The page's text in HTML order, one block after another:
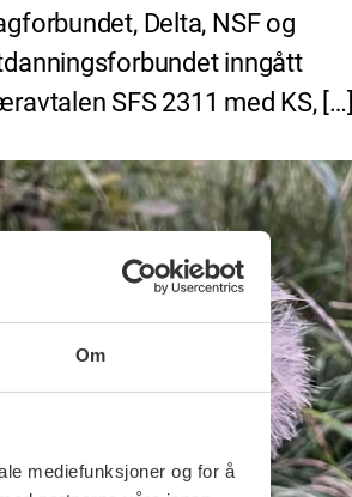
Om
mediefunksjoner og for å
Delta, NSF og
inngått
SFS 2311 med KS, […]